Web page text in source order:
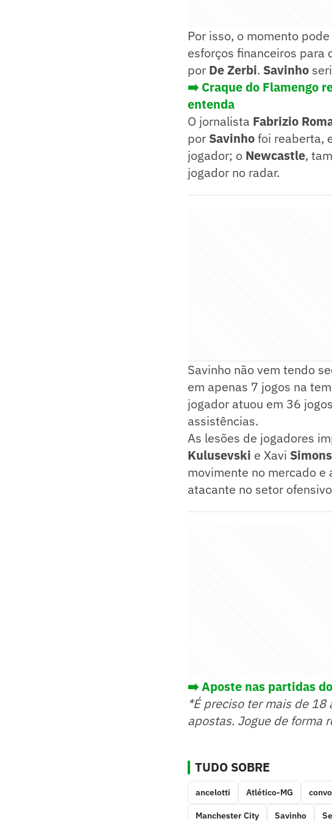
Por isso, o momento
esforços financeiros para
por De Zerbi. Savinho
➡️ Craque do Flamengo
entenda
O jornalista Fabrizio
por Savinhofoi reaberta,
jogador; o Newcastle,
jogador no radar.
Savinho não vem tendo
em apenas 7 jogos na
jogador atuou em 36
assistências.
As lesões de jogadores
Kulusevski e Xavi Simons
movimente no mercado
atacante no setor
➡️ Aposte nas partidas
*É preciso ter mais de
apostas. Jogue de forma
TUDO SOBRE
ancelotti Atlético-MG
Manchester City Savinho